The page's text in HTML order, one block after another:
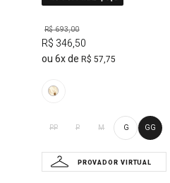
R$693,00
R$ 346,50
6
R$ 57,75
PP P M G GG